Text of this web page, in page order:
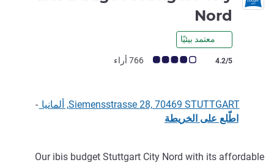
Nord
معتمد بيئيًا
ملاحظة أراء العملاء (رأي ALL)
4.2/5 766 أراء
Siemensstrasse 28, 70469 STUTTGART, ألمانيا
-
اطّلع على الخريطة
Our ibis budget Stuttgart City Nord with its affordable